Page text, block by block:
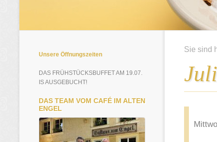
Unsere Öffnungszeiten
DAS FRÜHSTÜCKSBUFFET AM 19.07.
IS AUSGEBUCHT!
DAS TEAM VOM CAFÉ IM ALTEN
ENGEL
Sie sind
Juli